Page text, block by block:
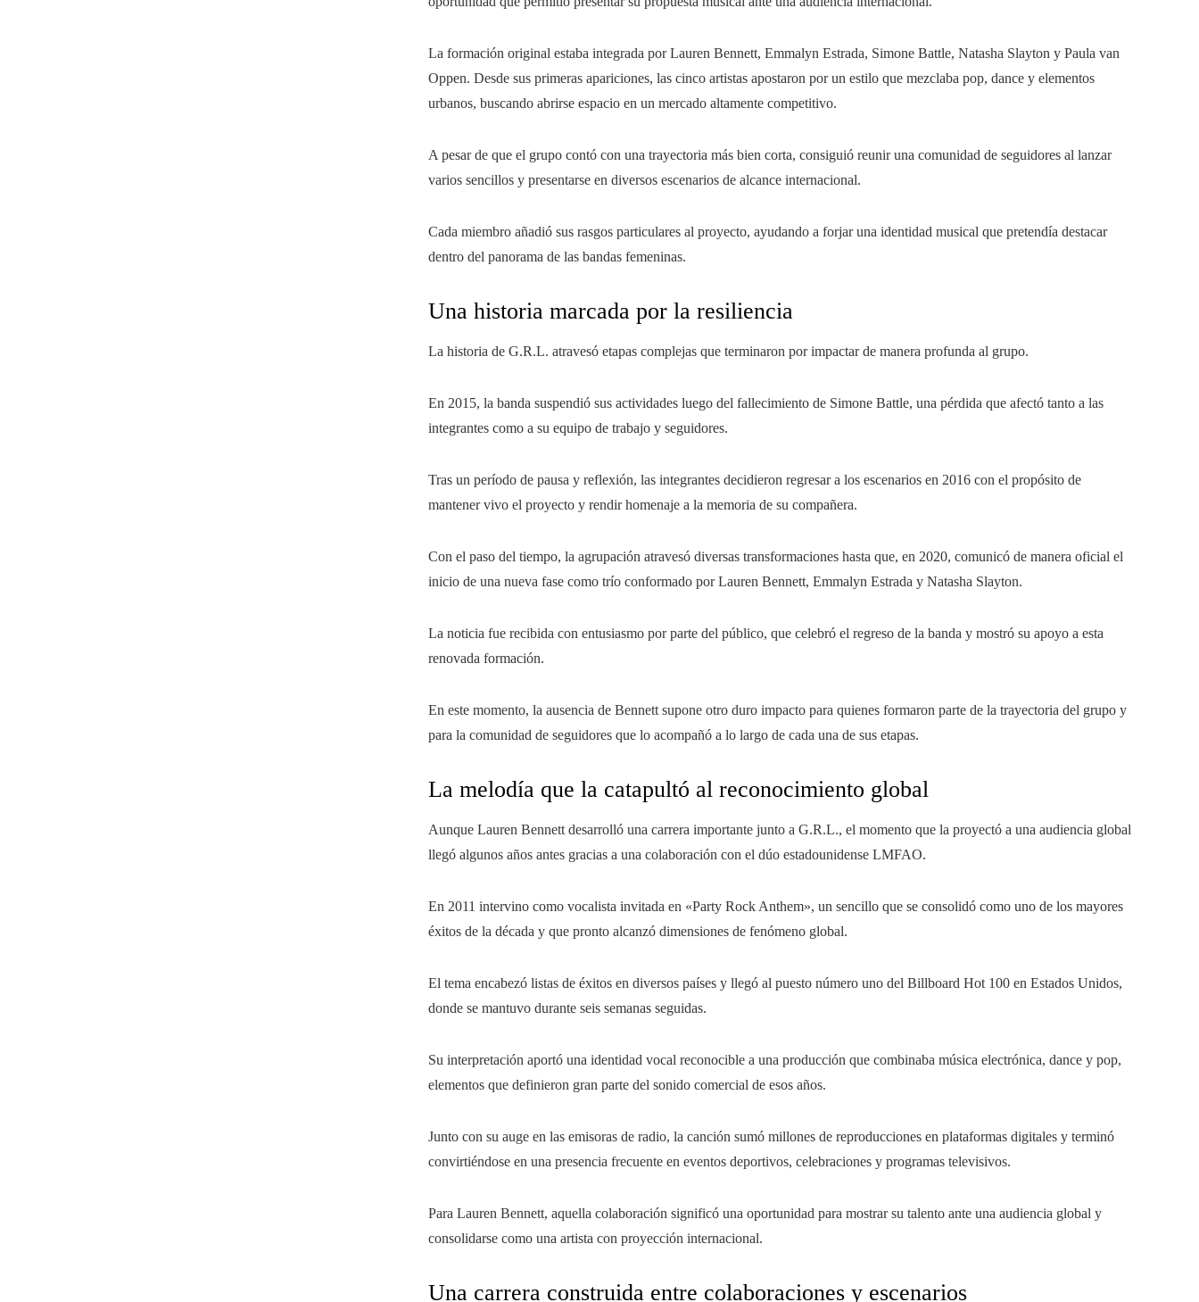
La formación original estaba integrada por Lauren Bennett, Emmalyn Estrada, Simone Battle, Natasha Slayton y Paula van
Oppen. Desde sus primeras apariciones, las cinco artistas apostaron por un estilo que mezclaba pop, dance y elementos
urbanos, buscando abrirse espacio en un mercado altamente competitivo.
A pesar de que el grupo contó con una trayectoria más bien corta, consiguió reunir una comunidad de seguidores al lanzar
varios sencillos y presentarse en diversos escenarios de alcance internacional.
Cada miembro añadió sus rasgos particulares al proyecto, ayudando a forjar una identidad musical que pretendía destacar
dentro del panorama de las bandas femeninas.
Una historia marcada por la resiliencia
La historia de G.R.L. atravesó etapas complejas que terminaron por impactar de manera profunda al grupo.
En 2015, la banda suspendió sus actividades luego del fallecimiento de Simone Battle, una pérdida que afectó tanto a las
integrantes como a su equipo de trabajo y seguidores.
Tras un período de pausa y reflexión, las integrantes decidieron regresar a los escenarios en 2016 con el propósito de
mantener vivo el proyecto y rendir homenaje a la memoria de su compañera.
Con el paso del tiempo, la agrupación atravesó diversas transformaciones hasta que, en 2020, comunicó de manera oficial el
inicio de una nueva fase como trío conformado por Lauren Bennett, Emmalyn Estrada y Natasha Slayton.
La noticia fue recibida con entusiasmo por parte del público, que celebró el regreso de la banda y mostró su apoyo a esta
renovada formación.
En este momento, la ausencia de Bennett supone otro duro impacto para quienes formaron parte de la trayectoria del grupo y
para la comunidad de seguidores que lo acompañó a lo largo de cada una de sus etapas.
La melodía que la catapultó al reconocimiento global
Aunque Lauren Bennett desarrolló una carrera importante junto a G.R.L., el momento que la proyectó a una audiencia global
llegó algunos años antes gracias a una colaboración con el dúo estadounidense LMFAO.
En 2011 intervino como vocalista invitada en «Party Rock Anthem», un sencillo que se consolidó como uno de los mayores
éxitos de la década y que pronto alcanzó dimensiones de fenómeno global.
El tema encabezó listas de éxitos en diversos países y llegó al puesto número uno del Billboard Hot 100 en Estados Unidos,
donde se mantuvo durante seis semanas seguidas.
Su interpretación aportó una identidad vocal reconocible a una producción que combinaba música electrónica, dance y pop,
elementos que definieron gran parte del sonido comercial de esos años.
Junto con su auge en las emisoras de radio, la canción sumó millones de reproducciones en plataformas digitales y terminó
convirtiéndose en una presencia frecuente en eventos deportivos, celebraciones y programas televisivos.
Para Lauren Bennett, aquella colaboración significó una oportunidad para mostrar su talento ante una audiencia global y
consolidarse como una artista con proyección internacional.
Una carrera construida entre colaboraciones y escenarios